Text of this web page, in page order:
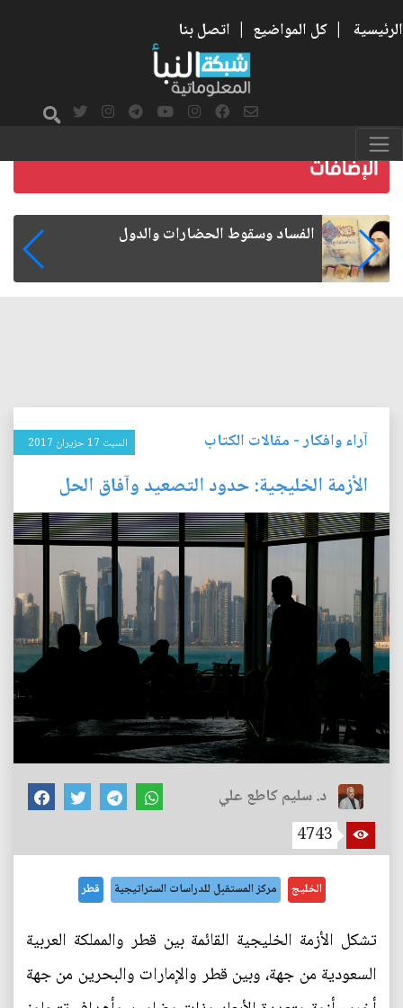
الرئيسية | كل المواضيع | اتصل بنا
رواتب الموظفين على صفيح ساخن
آراء وافكار- مقالات الكتاب السبت 17 حزيران 2017
الأزمة الخليجية: حدود التصعيد وآفاق الحل
د. سليم كاطع علي
4743
الخليج مركز المستقبل للدراسات الستراتيجية قطر
تشكل الأزمة الخليجية القائمة بين قطر والمملكة العربية
السعودية من جهة، وبين قطر والإمارات والبحرين من جهة